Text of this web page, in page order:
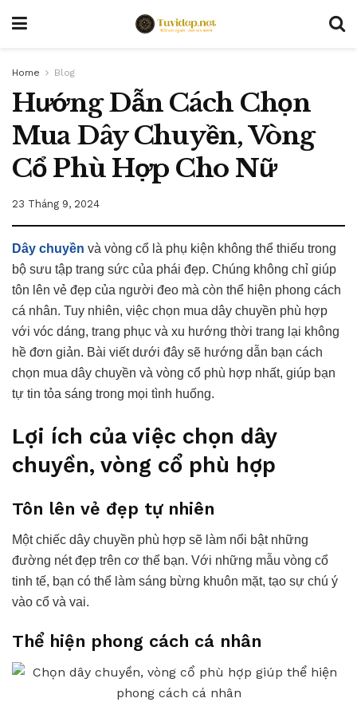
Home Blog
Hướng Dẫn Cách Chọn
Mua Dây Chuyền, Vòng
Cổ Phù Hợp Cho Nữ
23 Tháng 9, 2024
Dây chuyền và vòng cổ là phụ kiện không thể thiếu trong
bộ sưu tập trang sức của phái đẹp. Chúng không chỉ giúp
tôn lên vẻ đẹp của người đeo mà còn thể hiện phong cách
cá nhân. Tuy nhiên, việc chọn mua dây chuyền phù hợp
với vóc dáng, trang phục và xu hướng thời trang lại không
hề đơn giản. Bài viết dưới đây sẽ hướng dẫn bạn cách
chọn mua dây chuyền và vòng cổ phù hợp nhất, giúp bạn
tự tin tỏa sáng trong mọi tình huống.
Lợi ích của việc chọn dây
chuyền, vòng cổ phù hợp
Tôn lên vẻ đẹp tự nhiên
Một chiếc dây chuyền phù hợp sẽ làm nổi bật những
đường nét đẹp trên cơ thể bạn. Với những mẫu vòng cổ
tinh tế, bạn có thể làm sáng bừng khuôn mặt, tạo sự chú ý
vào cổ và vai.
Thể hiện phong cách cá nhân